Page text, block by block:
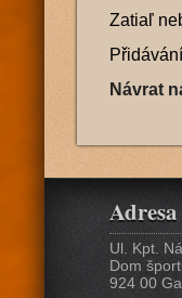
Zatiaľ
Návrat
Adresa
Ul. Kpt.
Dom
924 00